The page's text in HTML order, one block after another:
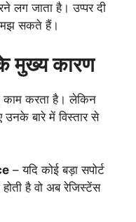
लग जाता है। उप्पर दी
सकते हैं।
मुख्य कारण
काम करता है। लेकिन
बारे में विस्तार से
– यदि कोई बड़ा सपोर्ट
है वो अब रेजिस्टेंस